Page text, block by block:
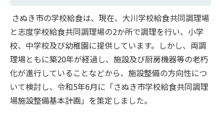
さぬき市の学校給食は、現在、大川学校給食共同調理場
と志度学校給食共同調理場の2か所で調理を行い、小学
校、中学校及び幼稚園に提供しています。しかし、両調
理場ともに築20年が経過し、施設及び厨房機器等の老朽
化が進行していることなどから、施設整備の方向性につ
いて検討し、令和5年6月に「さぬき市学校給食共同調理
場施設整備基本計画」を策定しました。